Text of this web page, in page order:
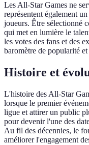
Les All-Star Games ne
représentent également
joueurs. Être sélectionné
qui met en lumière le
les votes des fans et des
baromètre de popularité
Histoire et
L'histoire des All-Star
lorsque le premier
ligue et attirer un public
pour devenir l'une des
Au fil des décennies, le
améliorer l'engagement